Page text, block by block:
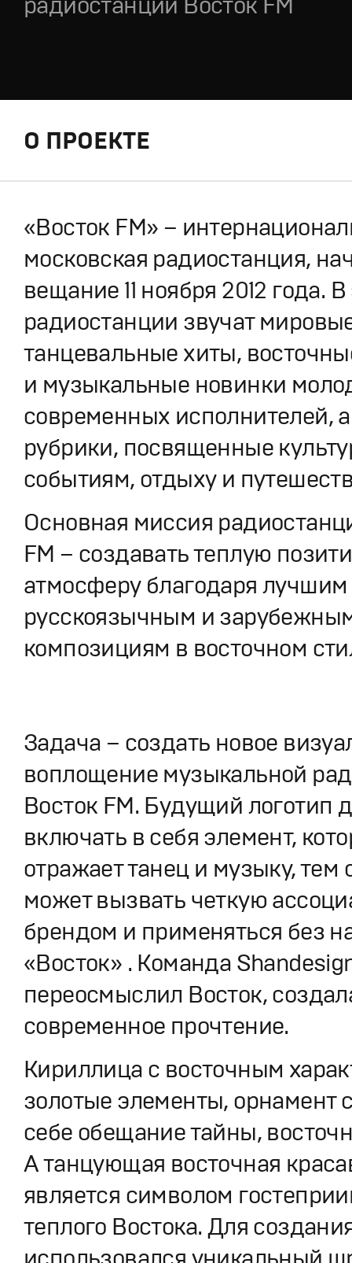
О ПРОЕКТЕ
«Восток FM» –
московская радиостанция,
вещание 11 ноября 2012 года.
радиостанции звучат
танцевальные хиты,
и музыкальные новинки
современных исполнителей,
рубрики, посвященные
событиям, отдыху и
Основная миссия
FM – создавать теплую
атмосферу благодаря лучшим
русскоязычным и
композициям в восточном
Задача – создать новое
воплощение музыкальной
Восток FM. Будущий логотип
включать в себя элемент,
отражает танец и музыку,
может вызвать четкую
брендом и применяться без
«Восток» . Команда
переосмыслил Восток,
современное прочтение.
Кириллица с восточным
золотые элементы, орнамент
себе обещание тайны,
А танцующая восточная
является символом
теплого Востока. Для